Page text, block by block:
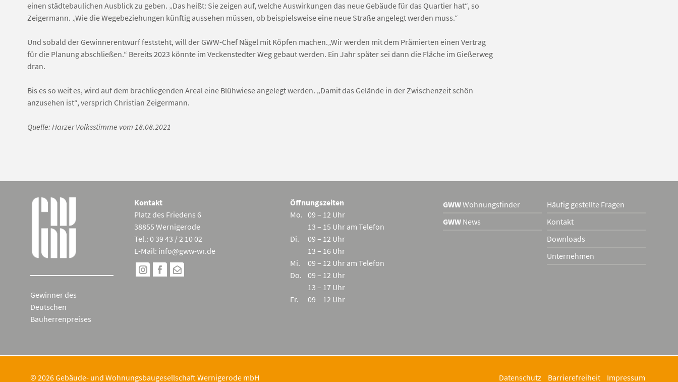
einen städtebaulichen Ausblick zu geben. „Das heißt: Sie zeigen auf, welche Auswirkungen das neue Gebäude für das Quartier hat“, so
Zeigermann. „Wie die Wegebeziehungen künftig aussehen müssen, ob beispielsweise eine neue Straße angelegt werden muss.“
Und sobald der Gewinnerentwurf feststeht, will der GWW-Chef Nägel mit Köpfen machen.„Wir werden mit dem Prämierten einen Vertrag
für die Planung abschließen.“ Bereits 2023 könnte im Veckenstedter Weg gebaut werden. Ein Jahr später sei dann die Fläche im Gießerweg
dran.
Bis es so weit es, wird auf dem brachliegenden Areal eine Blühwiese angelegt werden. „Damit das Gelände in der Zwischenzeit schön
anzusehen ist“, versprich Christian Zeigermann.
Quelle: Harzer Volksstimme vom 18.08.2021
Gewinner des
Deutschen
Bauherrenpreises
Kontakt
Platz des Friedens 6
38855 Wernigerode
Tel.: 0 39 43 / 2 10 02
E-Mail: info@gww-wr.de
Öffnungszeiten
Mo. 09 – 12 Uhr
13 – 15 Uhr am Telefon
Di.
09 – 12 Uhr
13 – 16 Uhr
Mi.
09 – 12 Uhr am Telefon
Do.
09 – 12 Uhr
13 – 17 Uhr
Fr.
09 – 12 Uhr
GWWWohnungsfinder
GWW News
Häufig gestellte Fragen
Kontakt
Downloads
Unternehmen
© 2026 Gebäude- und Wohnungsbaugesellschaft Wernigerode mbH Datenschutz Barrierefreiheit Impressum
Cookie Consent mit Real Cookie Banner